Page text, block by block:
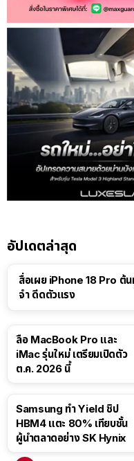
อัปเดตล่าสุด
สื่อเผย iPhone 18 Pro ต้
จำ ดีดตัวแรง
ลือ MacBook Pro และ
iMac รุ่นใหม่ เตรียมเปิดตัว
ต.ค. 2026 นี้
Samsung ทำ Yield ชิป
HBM4 แตะ 80% เทียบชั้น
ผู้นำตลาดอย่าง SK Hynix